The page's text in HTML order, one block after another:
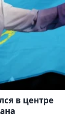
в центре